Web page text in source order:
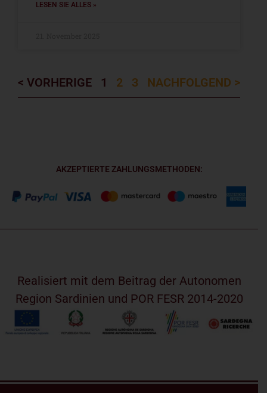
LESEN SIE ALLES »
< VORHERIGE 1 2 3 NACHFOLGEND >
AKZEPTIERTE ZAHLUNGSMETHODEN:
Realisiert mit dem Beitrag der Autonomen
Region Sardinien und POR FESR 2014-2020